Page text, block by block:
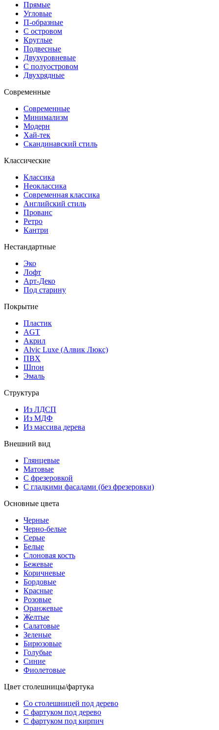
Прямые
Угловые
П-образные
С островом
Круглые
Подвесные
Двухуровневые
С полуостровом
Двухрядные
Современные
Современные
Минимализм
Модерн
Хай-тек
Скандинавский стиль
Классические
Классика
Неоклассика
Современная классика
Английский стиль
Прованс
Ретро
Кантри
Нестандартные
Эко
Лофт
Арт-Деко
Под старину
Покрытие
Пластик
AGT
Акрил
Alvic Luxe (Алвик Люкс)
ПВХ
Шпон
Эмаль
Структура
Из ЛДСП
Из МДФ
Из массива дерева
Внешний вид
Глянцевые
Матовые
С фрезеровкой
С гладкими фасадами (без фрезеровки)
Основные цвета
Черные
Черно-белые
Серые
Белые
Слоновая кость
Бежевые
Коричневые
Бордовые
Красные
Розовые
Оранжевые
Желтые
Салатовые
Зеленые
Бирюзовые
Голубые
Синие
Фиолетовые
Цвет столешницы/фартука
Со столешницей под дерево
С фартуком под дерево
С фартуком под кирпич